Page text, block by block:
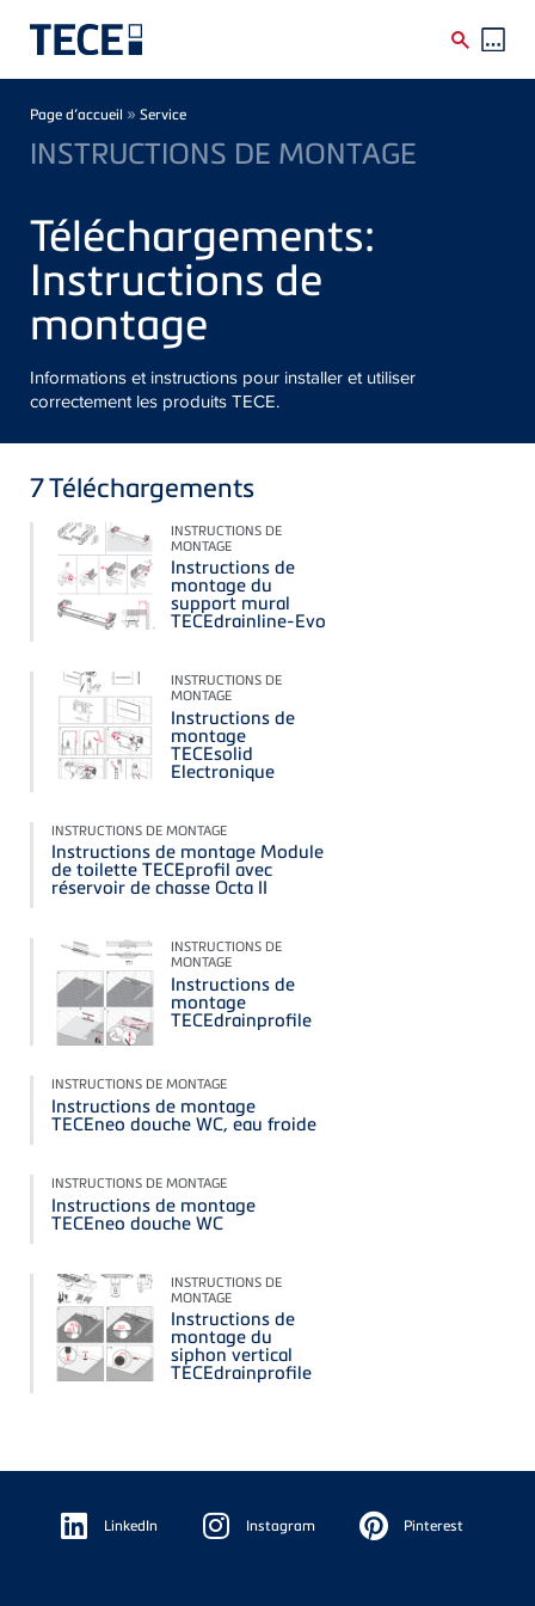
Breadcrumb
Page d’accueil » Service
INSTRUCTIONS DE MONTAGE
Téléchargements:
Instructions de
montage
Informations et instructions pour installer et utiliser
correctement les produits TECE.
7Téléchargements
INSTRUCTIONS DE
MONTAGE
Instructions de
montage du
support mural
TECEdrainline-Evo
INSTRUCTIONS DE
MONTAGE
Instructions de
montage
TECEsolid
Electronique
INSTRUCTIONS DE MONTAGE
Instructions de montage Module
de toilette TECEprofil avec
réservoir de chasse Octa II
INSTRUCTIONS DE
MONTAGE
Instructions de
montage
TECEdrainprofile
INSTRUCTIONS DE MONTAGE
Instructions de montage
TECEneo douche WC, eau froide
INSTRUCTIONS DE MONTAGE
Instructions de montage
TECEneo douche WC
INSTRUCTIONS DE
MONTAGE
Instructions de
montage du
siphon vertical
TECEdrainprofile
Floating
Sidebar LinkedIn Instagram Pinterest